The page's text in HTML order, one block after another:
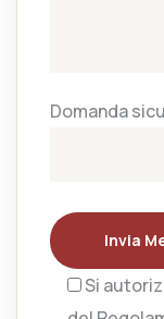
Domanda
Invia
Si